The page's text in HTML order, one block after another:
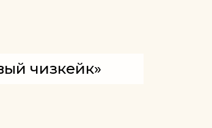
чизкейк»